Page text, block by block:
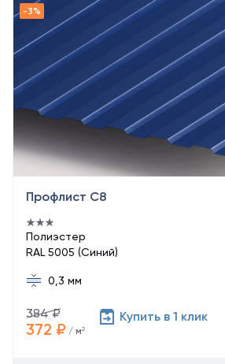
Профлист С8
Полиэстер
RAL 5005 (Синий)
0,3 мм
384 ₽
372 ₽ / м²
Купить в 1 клик